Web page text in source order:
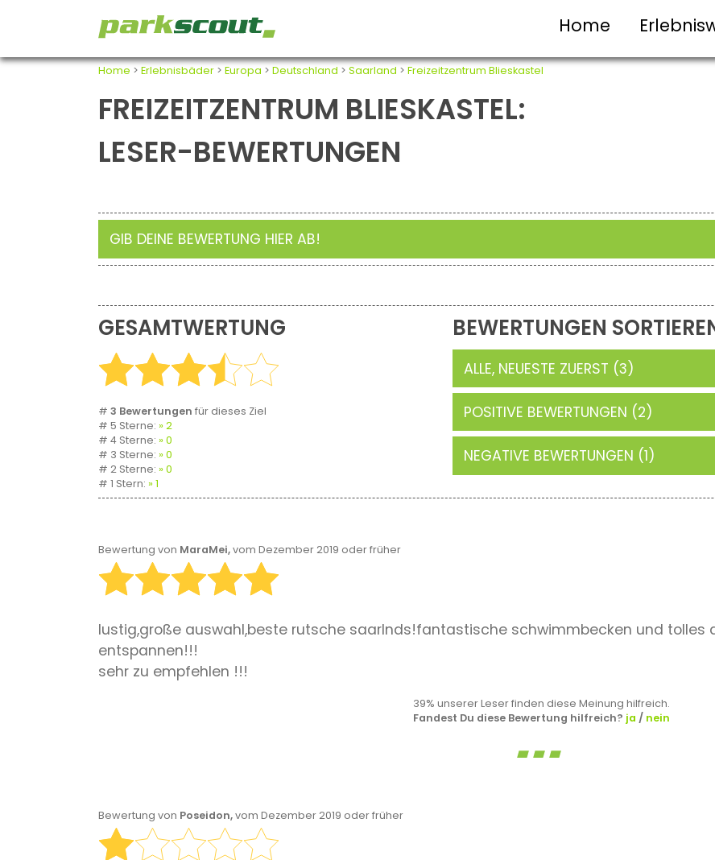
Home
Home > Erlebnisbäder > Europa > Deutschland > Saarland > Freizeitzentrum Blieskastel
FREIZEITZENTRUM BLIESKASTEL:
LESER-BEWERTUNGEN
GIB DEINE BEWERTUNG HIER AB!
GESAMTWERTUNG
# 3 Bewertungen für dieses Ziel
# 5 Sterne:
2
# 4 Sterne:
0
# 3 Sterne:
0
# 2 Sterne:
0
# 1 Stern:
1
BEWERTUNGEN
ALLE, NEUESTE ZUERST (3)
POSITIVE BEWERTUNGEN (2)
NEGATIVE BEWERTUNGEN (1)
Bewertung von MaraMei,vom Dezember 2019 oder früher
lustig,große auswahl,beste rutsche saarlnds!fantastische schwimmbecken und tolles
entspannen!!!
sehr zu empfehlen !!!
39% unserer Leser finden diese Meinung hilfreich.
Fandest Du diese Bewertung hilfreich? ja / nein
Bewertung von Poseidon,vom Dezember 2019 oder früher